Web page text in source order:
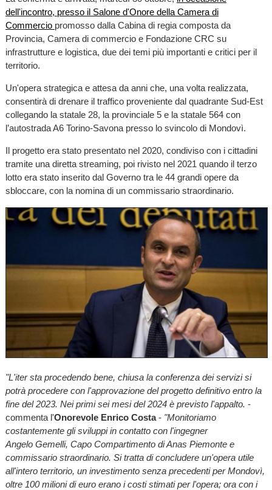
dell'incontro, presso il Salone d'Onore della Camera di
Commercio promosso dalla Cabina di regia composta da
Provincia, Camera di commercio e Fondazione CRC su
infrastrutture e logistica, due dei temi più importanti e critici per il
territorio.
Un'opera strategica e attesa da anni che, una volta realizzata,
consentirà di drenare il traffico proveniente dal quadrante Sud-Est
collegando la statale 28, la provinciale 5 e la statale 564 con
l’autostrada A6 Torino-Savona presso lo svincolo di Mondovì.
Il progetto era stato presentato nel 2020, condiviso con i cittadini
tramite una diretta streaming, poi rivisto nel 2021 quando il terzo
lotto era stato inserito dal Governo tra le 44 grandi opere da
sbloccare, con la nomina di un commissario straordinario.
"L'iter sta procedendo bene, chiusa la conferenza dei servizi si
potrà procedere con l'approvazione del progetto definitivo entro la
fine del 2023. Nei primi sei mesi del 2024 è previsto l'appalto. -
commenta l'Onorevole Enrico Costa- "Monitoriamo
costantemente gli sviluppi in contatto con l'ingegner
Angelo Gemelli, Capo Compartimento di Anas Piemonte e
commissario straordinario. Si tratta di concludere un'opera utile
all'intero territorio, un investimento senza precedenti per Mondovì,
oltre 100 milioni di euro erano i costi stimati per l'opera; ora con i